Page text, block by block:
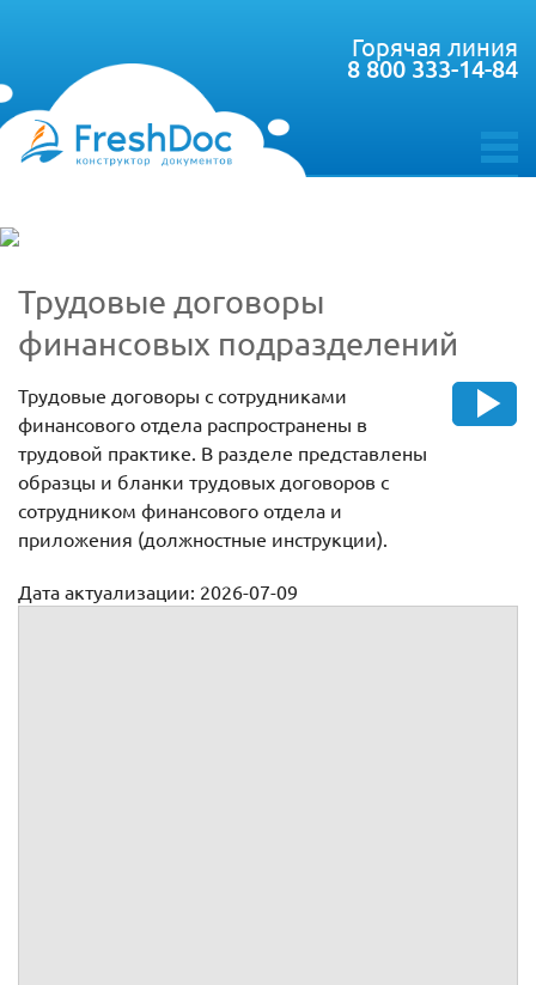
toggle
Горячая линия
8 800 333-14-84
Трудовые договоры
финансовых подразделений
Трудовые договоры с сотрудниками
финансового отдела распространены в
трудовой практике. В разделе представлены
образцы и бланки трудовых договоров с
сотрудником финансового отдела и
приложения (должностные инструкции).
Дата актуализации: 2026-07-09